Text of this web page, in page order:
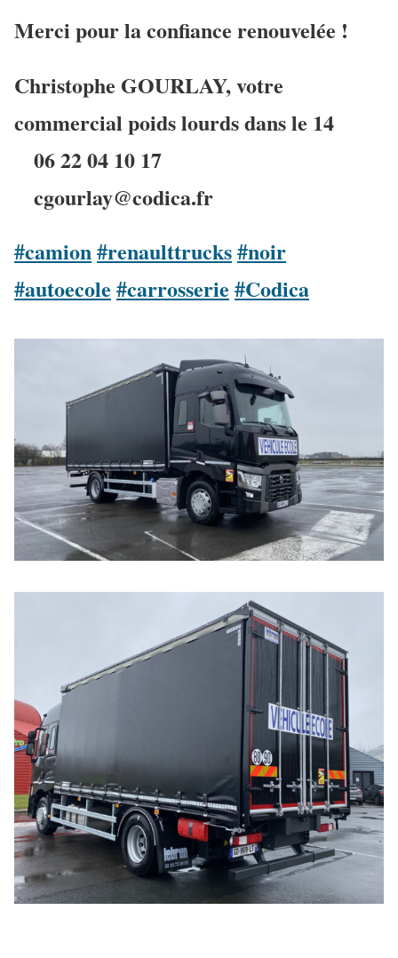
Merci pour la confiance renouvelée !
Christophe GOURLAY, votre
commercial poids lourds dans le 14
06 22 04 10 17
cgourlay@codica.fr
#camion#renaulttrucks#noir
#autoecole #carrosserie #Codica